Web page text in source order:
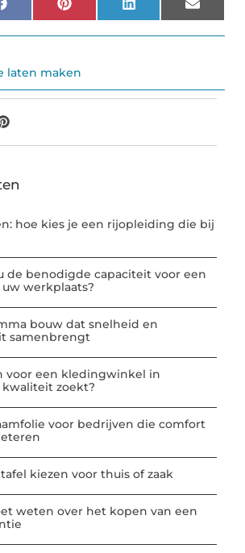
FacebookPinterestLinkedInEmail
laten maken
hoe kies je een rijopleiding die bij
de benodigde capaciteit voor een
werkplaats?
bouw dat snelheid en
samenbrengt
voor een kledingwinkel in
kwaliteit zoekt?
voor bedrijven die comfort
kiezen voor thuis of zaak
weten over het kopen van een